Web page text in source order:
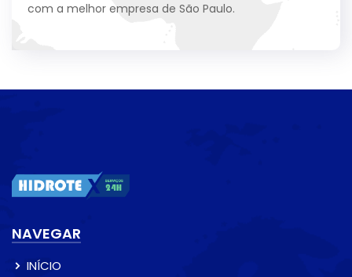
com a melhor empresa de São Paulo.
NAVEGAR
INÍCIO